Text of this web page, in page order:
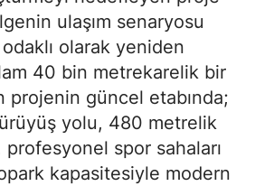
ulaşım senaryosu
olarak yeniden
40 bin metrekarelik bir
projenin güncel etabında;
yolu, 480 metrelik
spor sahaları
kapasitesiyle modern